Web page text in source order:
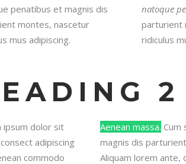
penatibus et magnis dis
montes, nascetur
mus adipiscing.
natoque
parturient
ridiculus
2
ipsum dolor sit
adipiscing
commodo
Aenean massa. Cum
magnis dis
Aliquam lorem ante,